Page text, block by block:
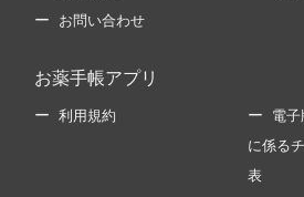
お問い合わせ
お薬手帳アプリ
利用規約 電子
に係る
表